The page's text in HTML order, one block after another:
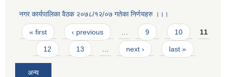
नगर कार्यपालिका वैठक २०७८/१२/०७ गतेका निर्णयहरु ।।।
Pages
« first ‹ previous … 9 10 11
12 13 … next › last »
अन्य